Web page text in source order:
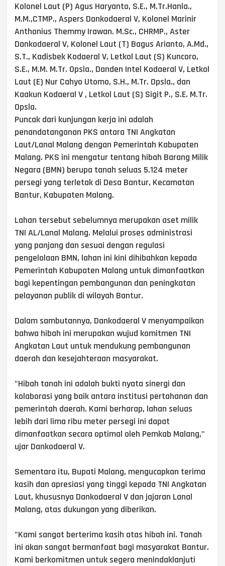
Kolonel Laut (P) Agus Haryanto, S.E., M.Tr.Hanla.,
M.M.,CTMP., Aspers Dankodaeral V, Kolonel Marinir
Anthonius Themmy Irawan. M.Sc., CHRMP., Aster
Dankodaeral V, Kolonel Laut (T) Bagus Arianto, A.Md.,
S.T., Kadisbek Kodaeral V, Letkol Laut (S) Kuncoro,
S.E., M.M. M.Tr. Opsla., Danden Intel Kodaeral V, Letkol
Laut (E) Nur Cahyo Utomo, S.H., M.Tr. Opsla., dan
Kaakun Kodaeral V , Letkol Laut (S) Sigit P., S.E. M.Tr.
Opsla.
Puncak dari kunjungan kerja ini adalah
penandatanganan PKS antara TNI Angkatan
Laut/Lanal Malang dengan Pemerintah Kabupaten
Malang. PKS ini mengatur tentang hibah Barang Milik
Negara (BMN) berupa tanah seluas 5.124 meter
persegi yang terletak di Desa Bantur, Kecamatan
Bantur, Kabupaten Malang.
Lahan tersebut sebelumnya merupakan aset milik
TNI AL/Lanal Malang. Melalui proses administrasi
yang panjang dan sesuai dengan regulasi
pengelolaan BMN, lahan ini kini dihibahkan kepada
Pemerintah Kabupaten Malang untuk dimanfaatkan
bagi kepentingan pembangunan dan peningkatan
pelayanan publik di wilayah Bantur.
Dalam sambutannya, Dankodaeral V menyampaikan
bahwa hibah ini merupakan wujud komitmen TNI
Angkatan Laut untuk mendukung pembangunan
daerah dan kesejahteraan masyarakat.
"Hibah tanah ini adalah bukti nyata sinergi dan
kolaborasi yang baik antara institusi pertahanan dan
pemerintah daerah. Kami berharap, lahan seluas
lebih dari lima ribu meter persegi ini dapat
dimanfaatkan secara optimal oleh Pemkab Malang,"
ujar Dankodaeral V.
Sementara itu, Bupati Malang, mengucapkan terima
kasih dan apresiasi yang tinggi kepada TNI Angkatan
Laut, khususnya Dankodaeral V dan jajaran Lanal
Malang, atas dukungan yang diberikan.
"Kami sangat berterima kasih atas hibah ini. Tanah
ini akan sangat bermanfaat bagi masyarakat Bantur.
Kami berkomitmen untuk segera menindaklanjuti